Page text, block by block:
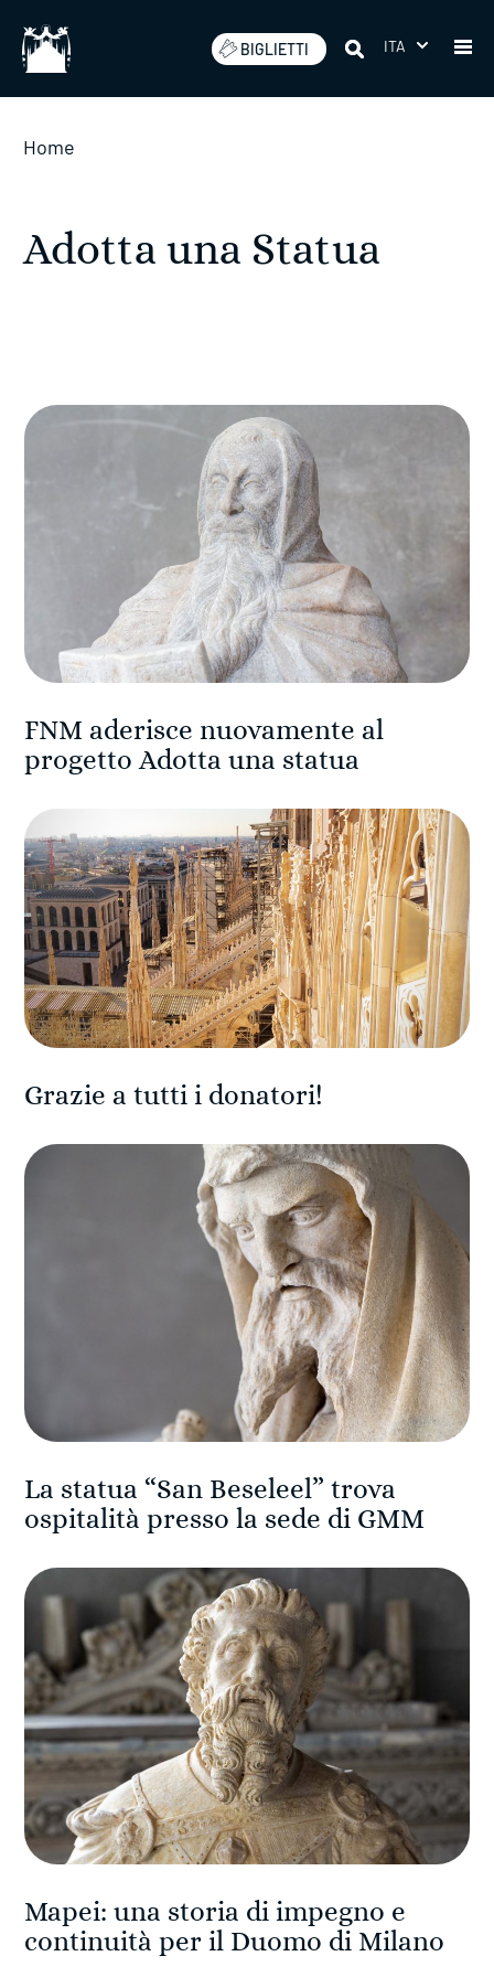
BIGLIETTI ITA
Home
Adotta una Statua
FNM aderisce nuovamente al
progetto Adotta una statua
Grazie a tutti i donatori!
La statua “San Beseleel” trova
ospitalità presso la sede di GMM
Mapei: una storia di impegno e
continuità per il Duomo di Milano